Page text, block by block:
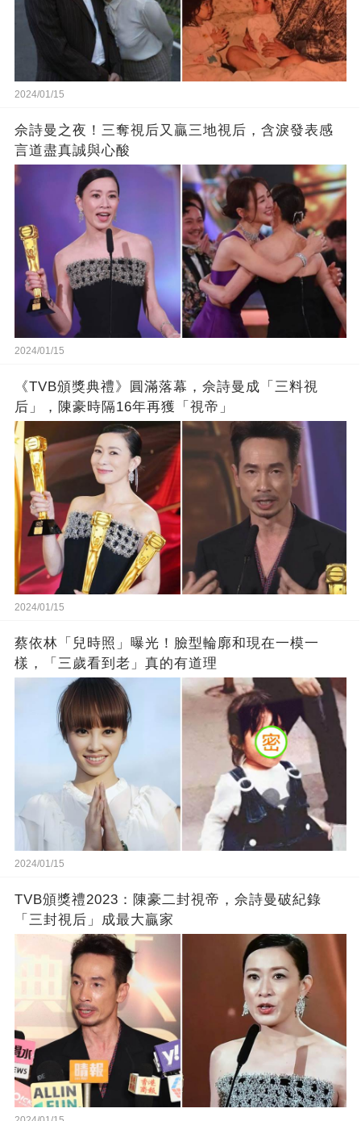
2024/01/15
佘詩曼之夜！三奪視后又贏三地視后，含淚發表感
言道盡真誠與心酸
2024/01/15
《TVB頒獎典禮》圓滿落幕，佘詩曼成「三料視
后」，陳豪時隔16年再獲「視帝」
2024/01/15
蔡依林「兒時照」曝光！臉型輪廓和現在一模一
樣，「三歲看到老」真的有道理
2024/01/15
TVB頒獎禮2023：陳豪二封視帝，佘詩曼破紀錄
「三封視后」成最大贏家